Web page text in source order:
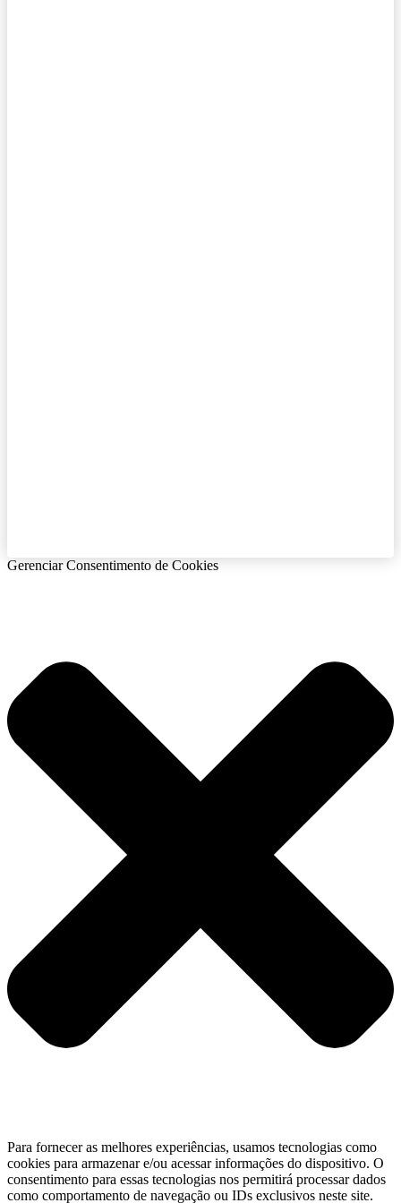
Gerenciar Consentimento de Cookies
Para fornecer as melhores experiências, usamos tecnologias como
cookies para armazenar e/ou acessar informações do dispositivo. O
consentimento para essas tecnologias nos permitirá processar dados
como comportamento de navegação ou IDs exclusivos neste site.